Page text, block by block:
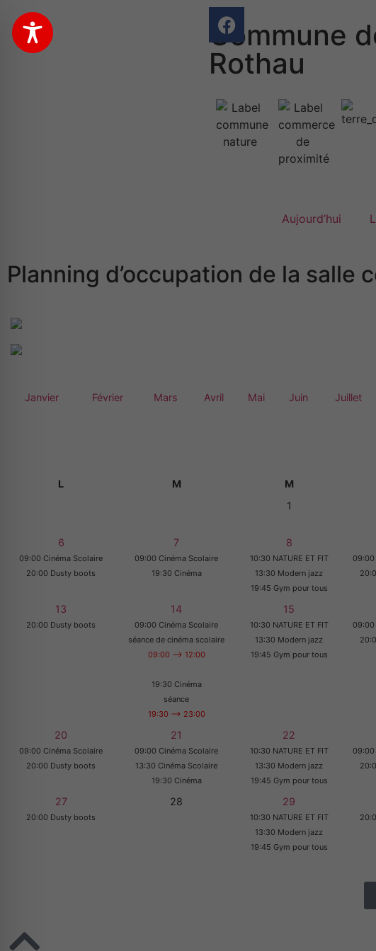
Commune
Rothau
Aujourd’hui
Planning d’occupation de la salle
Janvier Février Mars Avril Mai Juin Juillet
L M M
1
6
09:00 Cinéma Scolaire
20:00 Dusty boots
7
09:00 Cinéma Scolaire
19:30 Cinéma
8
10:30 NATURE ET FIT
13:30 Modern jazz
19:45 Gym pour tous
09:00
13
20:00 Dusty boots
14
09:00 Cinéma Scolaire
séance de cinéma scolaire
09:00 --> 12:00
19:30 Cinéma
séance
19:30 --> 23:00
15
10:30 NATURE ET FIT
13:30 Modern jazz
19:45 Gym pour tous
09:00
20
09:00 Cinéma Scolaire
20:00 Dusty boots
21
09:00 Cinéma Scolaire
13:30 Cinéma Scolaire
19:30 Cinéma
22
10:30 NATURE ET FIT
13:30 Modern jazz
19:45 Gym pour tous
09:00
27
20:00 Dusty boots
28 29
10:30 NATURE ET FIT
13:30 Modern jazz
19:45 Gym pour tous